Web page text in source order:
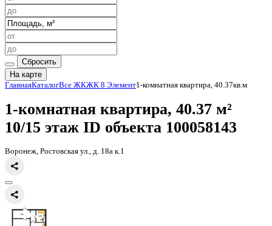
Сбросить
На карте
Главная КаталогВсе ЖКЖК 8 Элемент
1-комнатная квартира, 40.37
10/15 этаж